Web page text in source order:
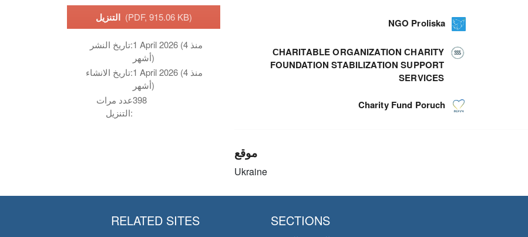
التنزيل (PDF, 915.06 KB)
تاريخ النشر:1 April 2026 (منذ 4
أشهر)
تاريخ الانشاء:1 April 2026 (منذ 4
أشهر)
عدد مرات
التنزيل:
398
NGO Proliska
СHARITABLE ORGANIZATION СHARITY
FOUNDATION STABILIZATION SUPPORT
SERVICES
Charity Fund Poruch
موقع
Ukraine
SECTIONS
RELATED SITES